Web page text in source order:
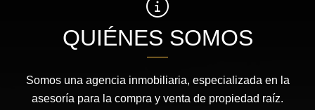
QUIÉNES SOMOS
Somos una agencia inmobiliaria, especializada en la
asesoría para la compra y venta de propiedad raíz.